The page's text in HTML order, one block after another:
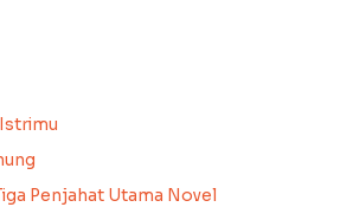
Penjahat Utama Novel